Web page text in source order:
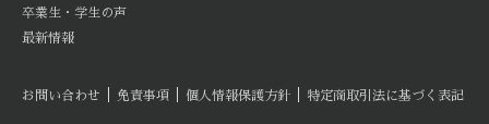
卒業生・学生の声
最新情報
お問い合わせ 免責事項 個人情報保護方針 特定商取引法に基づく表記